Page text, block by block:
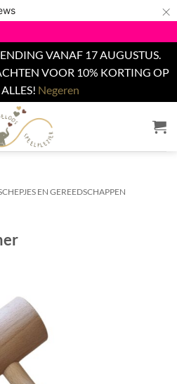
×
VANAF 17 AUGUSTUS.
VOOR 10% KORTING OP
Negeren
EN GEREEDSCHAPPEN